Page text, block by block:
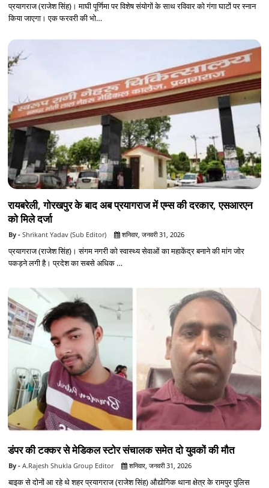
प्रयागराज (राजेश सिंह)। माघी पूर्णिमा पर विशेष संयोगों के साथ रविवार को गंगा घाटों पर स्नान
किया जाएगा। एक फरवरी की भो…
रायबरेली, गोरखपुर के बाद अब प्रयागराज में एम्स की दरकार, एसआरएन
को मिले दर्जा
Shrikant Yadav (Sub Editor) शनिवार, जनवरी 31, 2026
प्रयागराज (राजेश सिंह)। संगम नगरी को स्वास्थ्य सेवाओं का महाकेंद्र बनाने की मांग जोर
पकड़ने लगी है। प्रदेश का सबसे अधिक …
डंपर की टक्कर से मेडिकल स्टोर संचालक समेत दो युवकों की मौत
A.Rajesh Shukla Group Editor शनिवार, जनवरी 31, 2026
बाइक से दोनों आ रहे थे शहर प्रयागराज (राजेश सिंह) औद्योगिक थाना क्षेत्र के रामपुर पुलिस